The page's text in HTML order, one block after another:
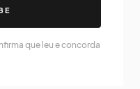
que leu e concorda